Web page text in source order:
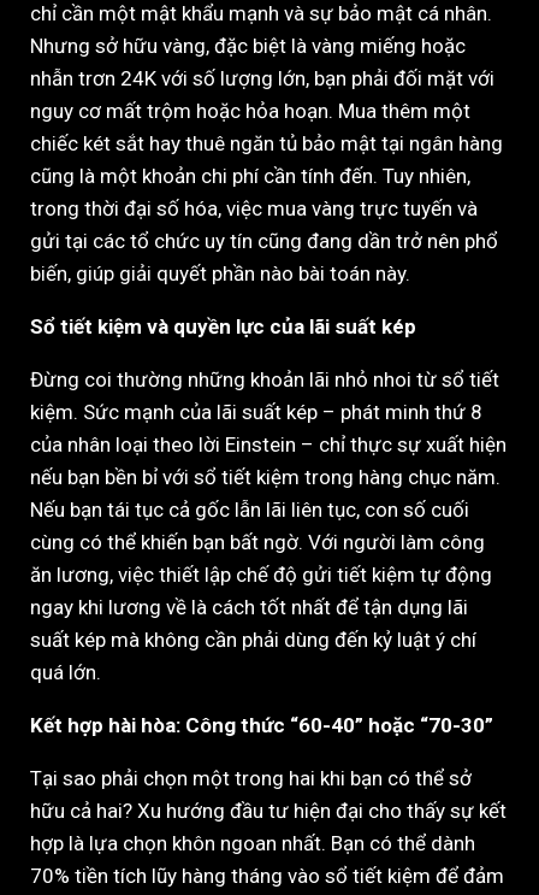
chỉ cần một mật khẩu mạnh và sự bảo mật cá nhân.
Nhưng sở hữu vàng, đặc biệt là vàng miếng hoặc
nhẫn trơn 24K với số lượng lớn, bạn phải đối mặt với
nguy cơ mất trộm hoặc hỏa hoạn. Mua thêm một
chiếc két sắt hay thuê ngăn tủ bảo mật tại ngân hàng
cũng là một khoản chi phí cần tính đến. Tuy nhiên,
trong thời đại số hóa, việc mua vàng trực tuyến và
gửi tại các tổ chức uy tín cũng đang dần trở nên phổ
biến, giúp giải quyết phần nào bài toán này.
Sổ tiết kiệm và quyền lực của lãi suất kép
Đừng coi thường những khoản lãi nhỏ nhoi từ sổ tiết
kiệm. Sức mạnh của lãi suất kép – phát minh thứ 8
của nhân loại theo lời Einstein – chỉ thực sự xuất hiện
nếu bạn bền bỉ với sổ tiết kiệm trong hàng chục năm.
Nếu bạn tái tục cả gốc lẫn lãi liên tục, con số cuối
cùng có thể khiến bạn bất ngờ. Với người làm công
ăn lương, việc thiết lập chế độ gửi tiết kiệm tự động
ngay khi lương về là cách tốt nhất để tận dụng lãi
suất kép mà không cần phải dùng đến kỷ luật ý chí
quá lớn.
Kết hợp hài hòa: Công thức “60-40” hoặc “70-30”
Tại sao phải chọn một trong hai khi bạn có thể sở
hữu cả hai? Xu hướng đầu tư hiện đại cho thấy sự kết
hợp là lựa chọn khôn ngoan nhất. Bạn có thể dành
70% tiền tích lũy hàng tháng vào sổ tiết kiệm để đảm